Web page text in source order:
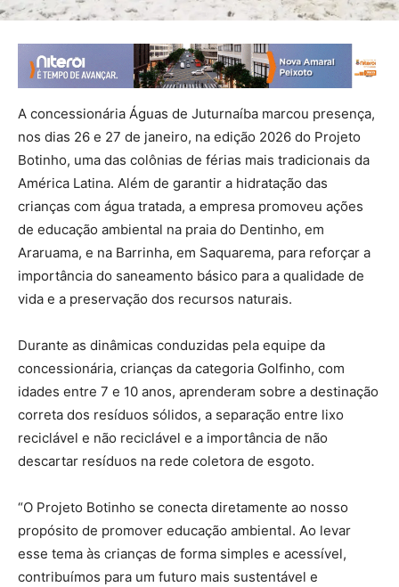
A concessionária Águas de Juturnaíba marcou presença,
nos dias 26 e 27 de janeiro, na edição 2026 do Projeto
Botinho, uma das colônias de férias mais tradicionais da
América Latina. Além de garantir a hidratação das
crianças com água tratada, a empresa promoveu ações
de educação ambiental na praia do Dentinho, em
Araruama, e na Barrinha, em Saquarema, para reforçar a
importância do saneamento básico para a qualidade de
vida e a preservação dos recursos naturais.
Durante as dinâmicas conduzidas pela equipe da
concessionária, crianças da categoria Golfinho, com
idades entre 7 e 10 anos, aprenderam sobre a destinação
correta dos resíduos sólidos, a separação entre lixo
reciclável e não reciclável e a importância de não
descartar resíduos na rede coletora de esgoto.
“O Projeto Botinho se conecta diretamente ao nosso
propósito de promover educação ambiental. Ao levar
esse tema às crianças de forma simples e acessível,
contribuímos para um futuro mais sustentável e